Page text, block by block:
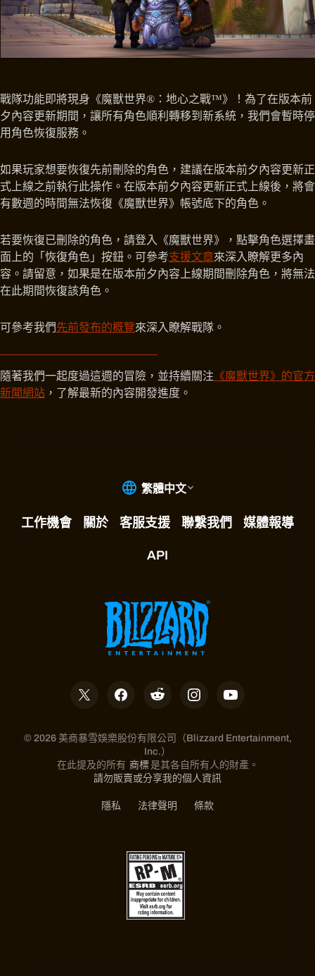
戰隊功能即將現身《魔獸世界®：地心之戰™》！為了在版本前
夕內容更新期間，讓所有角色順利轉移到新系統，我們會暫時停
用角色恢復服務。
如果玩家想要恢復先前刪除的角色，建議在版本前夕內容更新正
式上線之前執行此操作。在版本前夕內容更新正式上線後，將會
有數週的時間無法恢復《魔獸世界》帳號底下的角色。
若要恢復已刪除的角色，請登入《魔獸世界》，點擊角色選擇畫
面上的「恢復角色」按鈕。可參考支援文章來深入瞭解更多內
容。請留意，如果是在版本前夕內容上線期間刪除角色，將無法
在此期間恢復該角色。
可參考我們先前發布的概覽來深入瞭解戰隊。
隨著我們一起度過這週的冒險，並持續關注 《魔獸世界》的官方
新聞網站 ，了解最新的內容開發進度。